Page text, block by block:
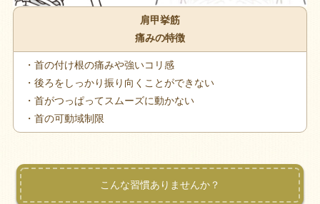
肩甲挙筋
痛みの特徴
・首の付け根の痛みや強いコリ感
・後ろをしっかり振り向くことができない
・首がつっぱってスムーズに動かない
・首の可動域制限
こんな習慣ありませんか？